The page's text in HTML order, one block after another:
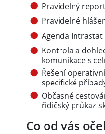
Pravidelný
Pravidelné
Agenda Intrastat
Kontrola a
komunikace s
Řešení
specifické
Občasné
řidičský průkaz
Co od vás